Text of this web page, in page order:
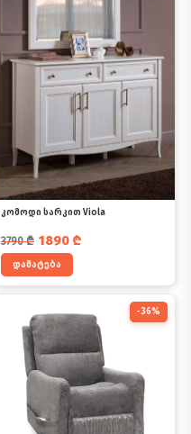
3790₾
საწყისი ფასი იყო: 3790 ₾.
1890 ₾
მიმდინარე ფასია: 1890 ₾.
კომოდი სარკით Viola
დამატება
-36%